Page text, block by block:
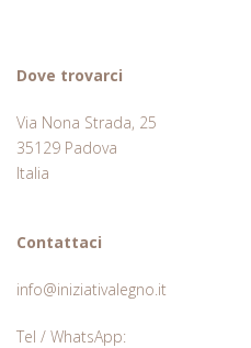
Dove trovarci
Via Nona Strada, 25
35129 Padova
Italia
Contattaci
info@iniziativalegno.it
Tel / WhatsApp: